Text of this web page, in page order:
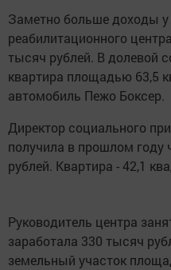
Заметно больше доходы у
реабилитационного
тысяч рублей. В долевой
квартира площадью 63,5
автомобиль Пежо Боксер.
Директор социального
получила в прошлом году
рублей. Квартира - 42,1
Руководитель центра
заработала 330 тысяч
земельный участок